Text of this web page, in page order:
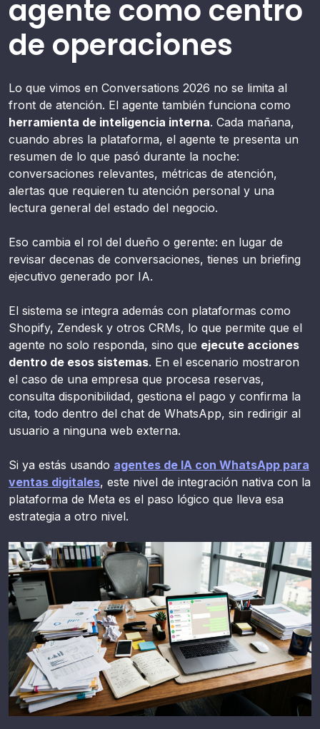
agente como centro
de operaciones
Lo que vimos en Conversations 2026 no se limita al
front de atención. El agente también funciona como
herramienta de inteligencia interna. Cada mañana,
cuando abres la plataforma, el agente te presenta un
resumen de lo que pasó durante la noche:
conversaciones relevantes, métricas de atención,
alertas que requieren tu atención personal y una
lectura general del estado del negocio.
Eso cambia el rol del dueño o gerente: en lugar de
revisar decenas de conversaciones, tienes un briefing
ejecutivo generado por IA.
El sistema se integra además con plataformas como
Shopify, Zendesk y otros CRMs, lo que permite que el
agente no solo responda, sino que ejecute acciones
dentro de esos sistemas. En el escenario mostraron
el caso de una empresa que procesa reservas,
consulta disponibilidad, gestiona el pago y confirma la
cita, todo dentro del chat de WhatsApp, sin redirigir al
usuario a ninguna web externa.
Si ya estás usando agentes de IA con WhatsApp para
ventas digitales, este nivel de integración nativa con la
plataforma de Meta es el paso lógico que lleva esa
estrategia a otro nivel.